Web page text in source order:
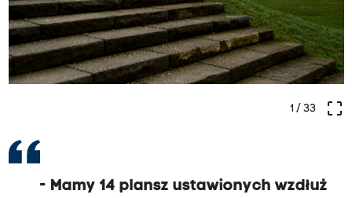
crop_free
1/ 33
- Mamy 14 plansz ustawionych wzdłuż